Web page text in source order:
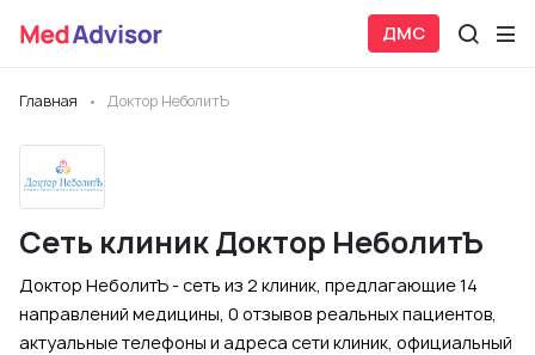
ДМС
Главная Доктор НеболитЪ
Сеть клиник Доктор НеболитЪ
Доктор НеболитЪ - сеть из 2 клиник, предлагающие 14
направлений медицины, 0 отзывов реальных пациентов,
актуальные телефоны и адреса сети клиник, официальный